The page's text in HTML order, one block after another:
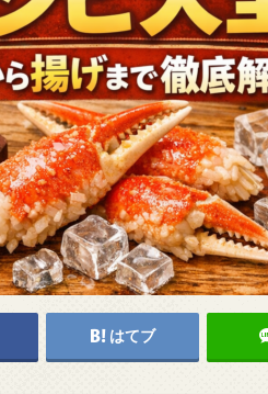
はてブ